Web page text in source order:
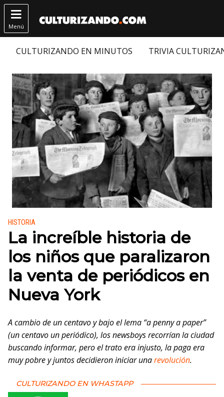

Menú
CULTURIZANDO EN MINUTOS TRIVIA
Publicado en:
HISTORIA
La increíble historia de
los niños que paralizaron
la venta de periódicos en
Nueva York
A cambio de un centavo y bajo el lema “a penny a paper”
(un centavo un periódico), los newsboys recorrían la ciudad
buscando informar, pero el trato era injusto, la paga era
muy pobre y juntos decidieron iniciar unarevolución.
CULTURIZANDO EN WHASTAPP